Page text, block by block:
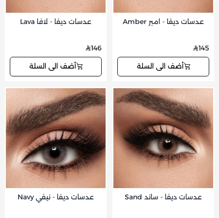
عدسات ديفا - امبر Amber
145
أضف الى السلة
عدسات ديفا - لافا Lava
146
أضف الى السلة
عدسات ديفا - ساند Sand عدسات ديفا - نيفي Navy